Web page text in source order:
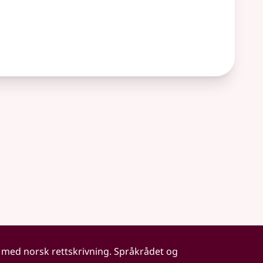
norsk rettskrivning. Språkrådet og